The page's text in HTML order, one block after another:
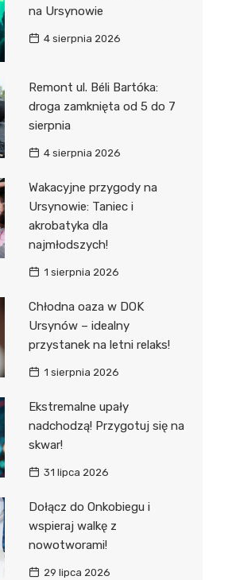
na Ursynowie
4 sierpnia 2026
Remont ul. Béli Bartóka:
droga zamknięta od 5 do 7
sierpnia
4 sierpnia 2026
Wakacyjne przygody na
Ursynowie: Taniec i
akrobatyka dla
najmłodszych!
1 sierpnia 2026
Chłodna oaza w DOK
Ursynów – idealny
przystanek na letni relaks!
1 sierpnia 2026
Ekstremalne upały
nadchodzą! Przygotuj się na
skwar!
31 lipca 2026
Dołącz do Onkobiegu i
wspieraj walkę z
nowotworami!
29 lipca 2026